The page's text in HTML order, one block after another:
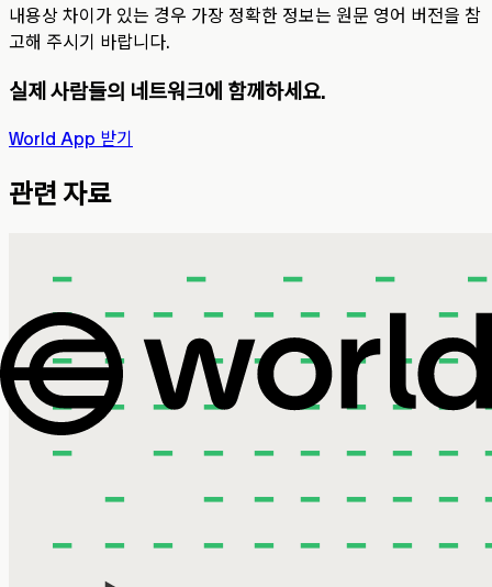
내용상 차이가 있는 경우 가장 정확한 정보는 원문 영어 버전을 참
고해 주시기 바랍니다.
실제 사람들의 네트워크에 함께하세요.
World App 받기
관련 자료